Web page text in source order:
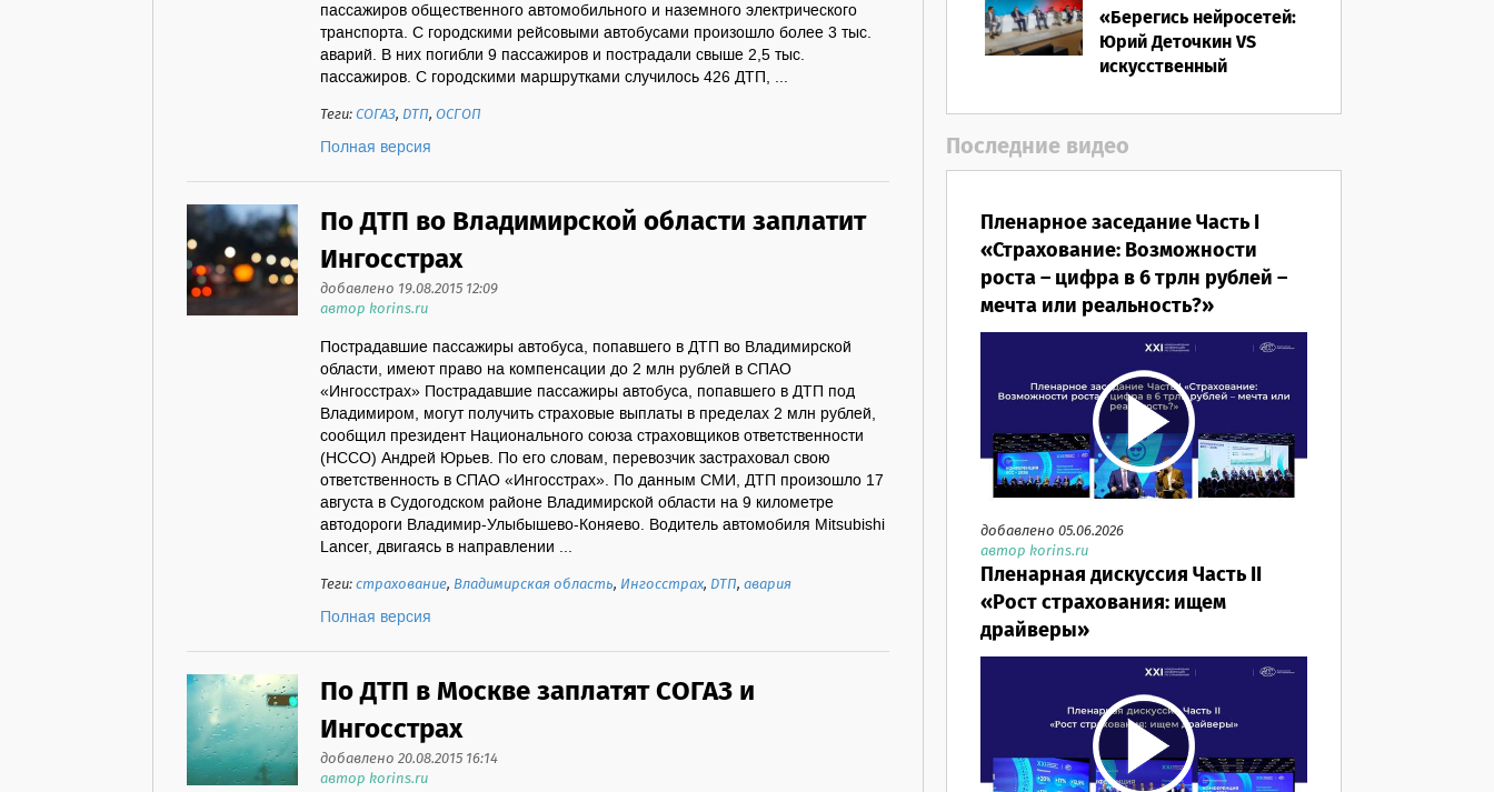
пассажиров общественного автомобильного и наземного электрического
транспорта. С городскими рейсовыми автобусами произошло более 3 тыс.
аварий. В них погибли 9 пассажиров и пострадали свыше 2,5 тыс.
пассажиров. С городскими маршрутками случилось 426 ДТП, ...
Теги:СОГАЗ, ДТП,ОСГОП
Полная версия
По ДТП во Владимирской области заплатит
Ингосстрах
добавлено 19.08.2015 12:09
автор korins.ru
Пострадавшие пассажиры автобуса, попавшего в ДТП во Владимирской
области, имеют право на компенсации до 2 млн рублей в СПАО
«Ингосстрах» Пострадавшие пассажиры автобуса, попавшего в ДТП под
Владимиром, могут получить страховые выплаты в пределах 2 млн рублей,
сообщил президент Национального союза страховщиков ответственности
(НССО) Андрей Юрьев. По его словам, перевозчик застраховал свою
ответственность в СПАО «Ингосстрах». По данным СМИ, ДТП произошло 17
августа в Судогодском районе Владимирской области на 9 километре
автодороги Владимир-Улыбышево-Коняево. Водитель автомобиля Mitsubishi
Lancer, двигаясь в направлении ...
Теги:страхование, Владимирская область, Ингосстрах, ДТП,авария
Полная версия
По ДТП в Москве заплатят СОГАЗ и
Ингосстрах
добавлено 20.08.2015 16:14
автор korins.ru
«Берегись нейросетей:
Юрий Деточкин VS
искусственный
Последние видео
Пленарное заседание Часть I
«Страхование: Возможности
роста – цифра в 6 трлн рублей –
мечта или реальность?»
добавлено 05.06.2026
автор korins.ru
Пленарная дискуссия Часть II
«Рост страхования: ищем
драйверы»